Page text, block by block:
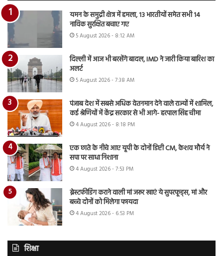
यमन के समुद्री क्षेत्र में हमला, 13 भारतीयों समेत सभी 14
नाविक सुरक्षित बचाए गए
5 August 2026 - 8:12 AM
दिल्ली में आज भी बरसेंगे बादल, IMD ने जारी किया बारिश का
अलर्ट
5 August 2026 - 7:38 AM
पंजाब देश में सबसे अधिक वेतनमान देने वाले राज्यों में शामिल,
कई श्रेणियों में केंद्र सरकार से भी आगे- हरपाल सिंह चीमा
4 August 2026 - 8:18 PM
एक छाते के नीचे आए यूपी के दोनों डिप्टी CM, केशव मौर्य ने
सपा पर साधा निशाना
4 August 2026 - 7:53 PM
ब्रेस्टफीडिंग कराने वाली मां जरूर खाएं ये सुपरफूड्स, मां और
बच्चे दोनों को मिलेगा फायदा
4 August 2026 - 6:53 PM
शिक्षा